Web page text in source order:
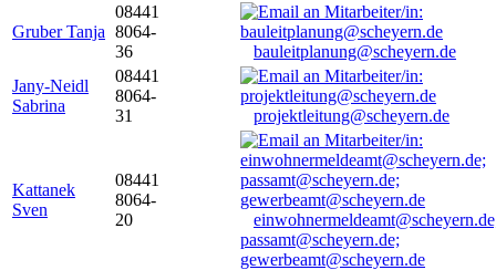
Gruber Tanja
08441
8064-
36
bauleitplanung@scheyern.de
Jany-Neidl
Sabrina
08441
8064-
31
projektleitung@scheyern.de
Kattanek
Sven
08441
8064-
20
passamt@scheyern.de;
gewerbeamt@scheyern.de